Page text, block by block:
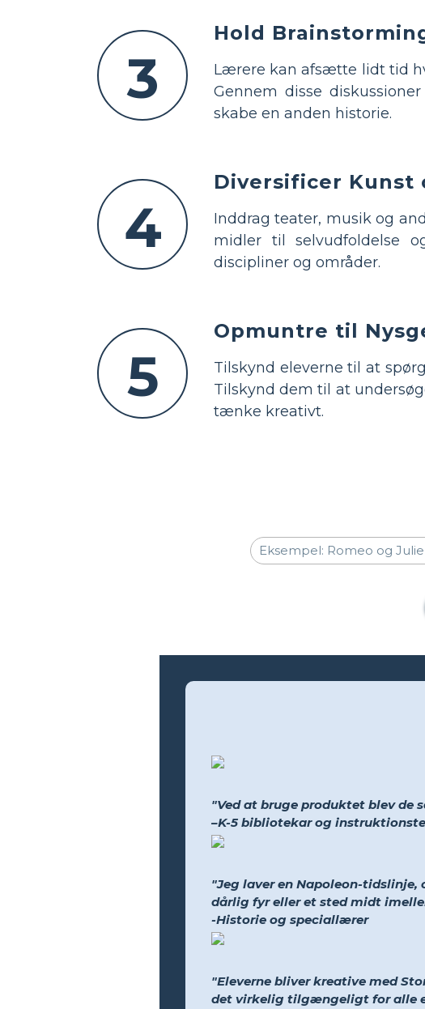
3
Hold
Lærere kan afsætte lidt tid
Gennem disse
skabe en anden historie.
4
Diversificer Kunst
Inddrag teater, musik og
midler til selvudfoldelse
discipliner og områder.
5
Opmuntre til
Tilskynd eleverne til at
Tilskynd dem til at
tænke kreativt.
"Ved at bruge produktet blev de
–K-5 bibliotekar og
"Jeg laver en Napoleon-
dårlig fyr eller et sted midt
-Historie og speciallærer
"Eleverne bliver kreative med
det virkelig tilgængeligt for alle